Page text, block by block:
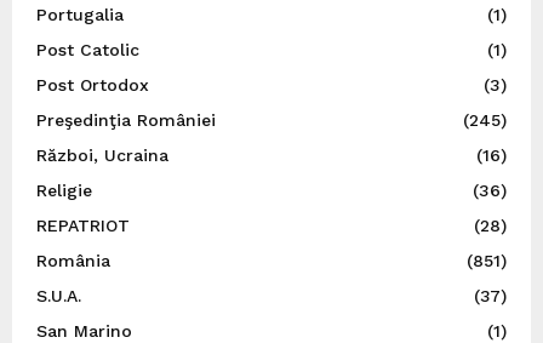
Portugalia
(1)
Post Catolic
(1)
Post Ortodox
(3)
Preşedinţia României
(245)
Război, Ucraina
(16)
Religie
(36)
REPATRIOT
(28)
România
(851)
S.U.A.
(37)
San Marino
(1)